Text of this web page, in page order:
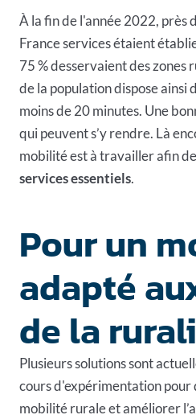
À la fin de l'année 2022, près
France services étaient
75 % desservaient des zones
de la population dispose ainsi
moins de 20 minutes. Une
qui peuvent s’y rendre. Là
mobilité est à travailler afin de
services essentiels.
Pour un
adapté
de la
Plusieurs solutions sont
cours d'expérimentation
mobilité rurale et améliorer